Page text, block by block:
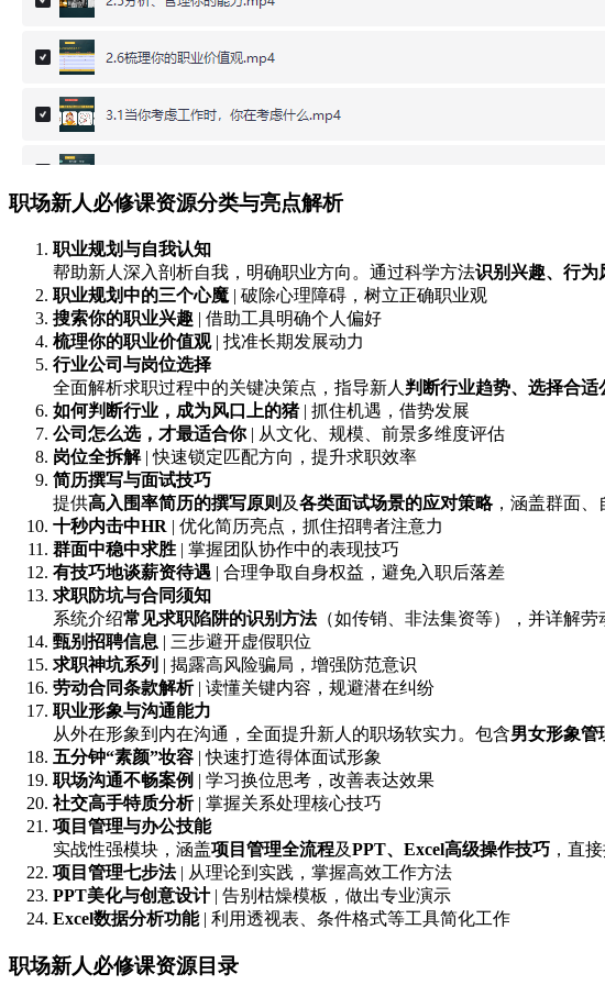
职场新人必修课资源分类与亮点解析
职业规划与自我认知
帮助新人深入剖析自我，明确职业方向。通过科学方法识别兴趣、行为
职业规划中的三个心魔 | 破除心理障碍，树立正确职业观
搜索你的职业兴趣 | 借助工具明确个人偏好
梳理你的职业价值观| 找准长期发展动力
行业公司与岗位选择
全面解析求职过程中的关键决策点，指导新人 判断行业趋势、选择合适
如何判断行业，成为风口上的猪| 抓住机遇，借势发展
公司怎么选，才最适合你| 从文化、规模、前景多维度评估
岗位全拆解| 快速锁定匹配方向，提升求职效率
简历撰写与面试技巧
提供高入围率简历的撰写原则 及各类面试场景的应对策略，涵盖群面、
十秒内击中HR | 优化简历亮点，抓住招聘者注意力
群面中稳中求胜 | 掌握团队协作中的表现技巧
有技巧地谈薪资待遇 | 合理争取自身权益，避免入职后落差
求职防坑与合同须知
系统介绍常见求职陷阱的识别方法（如传销、非法集资等），并详解
甄别招聘信息 | 三步避开虚假职位
求职神坑系列 | 揭露高风险骗局，增强防范意识
劳动合同条款解析| 读懂关键内容，规避潜在纠纷
职业形象与沟通能力
从外在形象到内在沟通，全面提升新人的职场软实力。包含男女形象管
五分钟“素颜”妆容 | 快速打造得体面试形象
职场沟通不畅案例 | 学习换位思考，改善表达效果
社交高手特质分析| 掌握关系处理核心技巧
项目管理与办公技能
实战性强模块，涵盖项目管理全流程及PPT、Excel高级操作技巧 ，直
项目管理七步法| 从理论到实践，掌握高效工作方法
PPT美化与创意设计| 告别枯燥模板，做出专业演示
Excel数据分析功能| 利用透视表、条件格式等工具简化工作
职场新人必修课资源目录